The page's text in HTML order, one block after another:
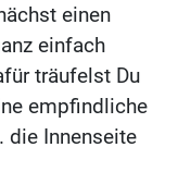
einen
einfach
träufelst Du
empfindliche
die Innenseite